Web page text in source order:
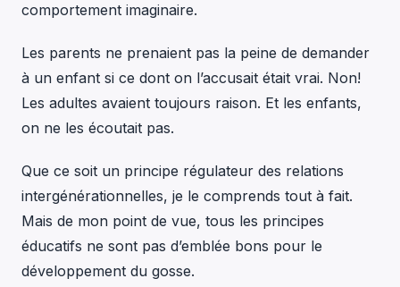
comportement imaginaire.
Les parents ne prenaient pas la peine de demander
à un enfant si ce dont on l’accusait était vrai. Non!
Les adultes avaient toujours raison. Et les enfants,
on ne les écoutait pas.
Que ce soit un principe régulateur des relations
intergénérationnelles, je le comprends tout à fait.
Mais de mon point de vue, tous les principes
éducatifs ne sont pas d’emblée bons pour le
développement du gosse.